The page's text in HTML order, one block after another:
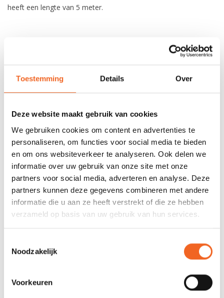
Toestemming Details Over
Deze website maakt gebruik van cookies
We gebruiken cookies om content en advertenties te
personaliseren, om functies voor social media te bieden
en om ons websiteverkeer te analyseren. Ook delen we
informatie over uw gebruik van onze site met onze
partners voor social media, adverteren en analyse. Deze
partners kunnen deze gegevens combineren met andere
informatie die u aan ze heeft verstrekt of die ze hebben
verzameld op basis van uw gebruik van hun services.
Noodzakelijk
Voorkeuren
heeft een lengte van 5 meter.
Nog niet gewaardeerd
GERELATEERDE PRODUCTEN